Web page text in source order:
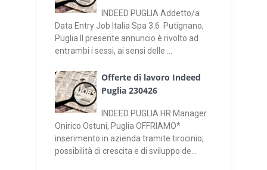
INDEED PUGLIA Addetto/a
Data Entry Job Italia Spa 3.6 Putignano,
Puglia Il presente annuncio è rivolto ad
entrambi i sessi, ai sensi delle ...
Offerte di lavoro Indeed
Puglia 230426
INDEED PUGLIA HR Manager
Onirico Ostuni, Puglia OFFRIAMO*
inserimento in azienda tramite tirocinio,
possibilità di crescita e di sviluppo de...